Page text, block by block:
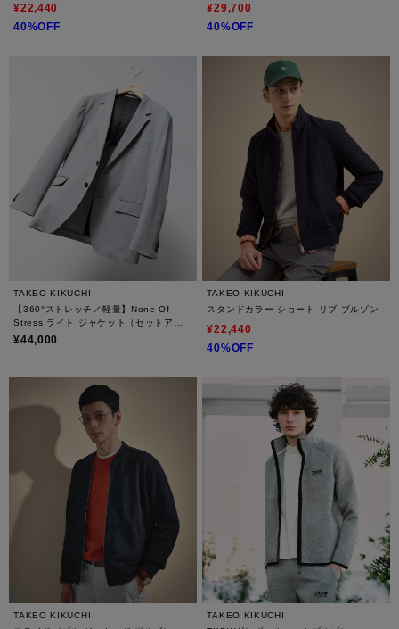
¥22,440
40%OFF
¥29,700
40%OFF
TAKEO KIKUCHI
【360°ストレッチ／軽量】None Of
Stress ライト ジャケット（セットアッ
プ対応）
¥44,000
TAKEO KIKUCHI
スタンドカラー ショート リブ ブルゾン
¥22,440
40%OFF
TAKEO KIKUCHI
TAKEO KIKUCHI